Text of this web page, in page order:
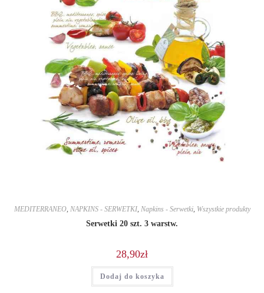
MEDITERRANEO, NAPKINS - SERWETKI, Napkins - Serwetki, Wszystkie produkty
Serwetki 20 szt. 3 warstw.
28,90zł
Dodaj do koszyka